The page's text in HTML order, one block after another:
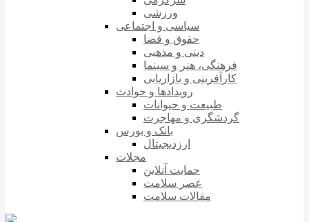
ورزشی
سیاسی و اجتماعی
حقوق و قضا
دینی و مذهبی
فرهنگی، هنر و سینما
کارآفرینی و بازاریابی
رویدادها و حوادث
طبیعت و حیوانات
گردشگری و مهاجرت
بانک و بورس
ارزدیجیتال
مجلات
حمایت آنلاین
عصر سلامت
مقالات سلامت